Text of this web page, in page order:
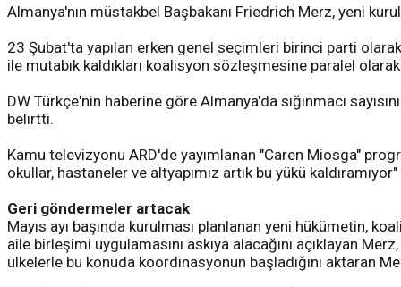
Almanya'nın müstakbel Başbakanı Friedrich Merz, yeni
23 Şubat'ta yapılan erken genel seçimleri birinci parti
ile mutabık kaldıkları koalisyon sözleşmesine paralel
DW Türkçe'nin haberine göre Almanya'da sığınmacı
belirtti.
Kamu televizyonu ARD'de yayımlanan "Caren Miosga"
okullar, hastaneler ve altyapımız artık bu yükü
Geri göndermeler artacak
Mayıs ayı başında kurulması planlanan yeni hükümetin,
aile birleşimi uygulamasını askıya alacağını açıklayan
ülkelerle bu konuda koordinasyonun başladığını aktaran